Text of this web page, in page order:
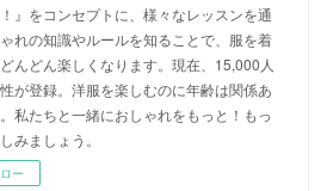
』をコンセプトに、様々なレッスンを通
れの知識やルールを知ることで、服を着
んどん楽しくなります。現在、15,000人
が登録。洋服を楽しむのに年齢は関係あ
私たちと一緒におしゃれをもっと！もっ
みましょう。
ー